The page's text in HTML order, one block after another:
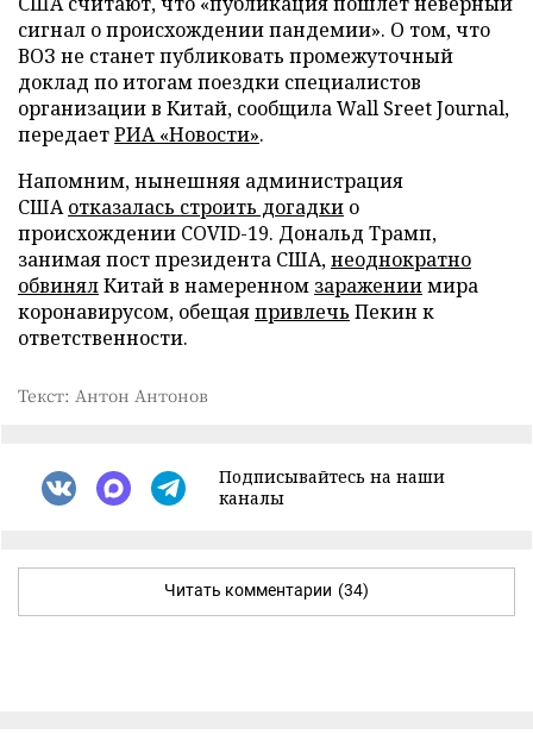
сигнал о происхождении пандемии». О том, что
ВОЗ не станет публиковать промежуточный
доклад по итогам поездки специалистов
организации в Китай, сообщила Wall Sreet Journal,
передаетРИА «Новости».
Напомним, нынешняя администрация
СШАотказалась строить догадки о
происхождении COVID-19. Дональд Трамп,
занимая пост президента США,неоднократно
обвинялКитай в намеренном заражениимира
коронавирусом, обещаяпривлечь Пекин к
ответственности.
Текст: Антон Антонов
Подписывайтесь на наши
каналы
Читать комментарии (34)